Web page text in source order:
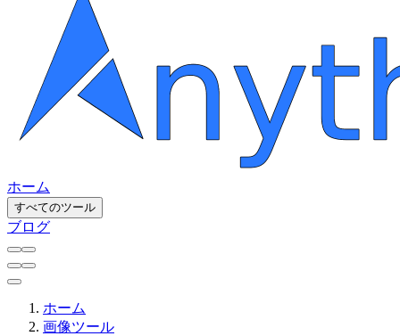
ホーム
すべてのツール
ブログ
ホーム
画像ツール